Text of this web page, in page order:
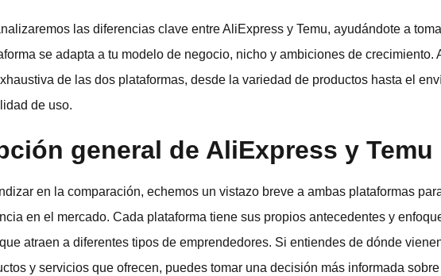
las diferencias clave entre AliExpress y Temu, ayudándote a
se adapta a tu modelo de negocio, nicho y ambiciones de crecimiento.
de las dos plataformas, desde la variedad de productos hasta el
de uso.
general de AliExpress y Temu
en la comparación, echemos un vistazo breve a ambas plataformas
en el mercado. Cada plataforma tiene sus propios antecedentes y
atraen a diferentes tipos de emprendedores. Si entiendes de dónde
y servicios que ofrecen, puedes tomar una decisión más informada